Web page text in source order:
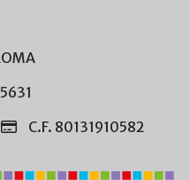
C.F. 80131910582